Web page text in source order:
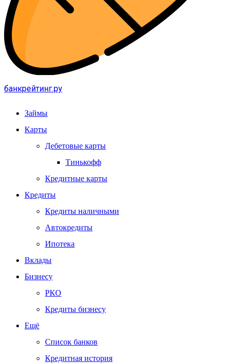
банкрейтинг.ру
Займы
Карты
Дебетовые карты
Тинькофф
Кредитные карты
Кредиты
Кредиты наличными
Автокредиты
Ипотека
Вклады
Бизнесу
РКО
Кредиты бизнесу
Ещё
Список банков
Кредитная история